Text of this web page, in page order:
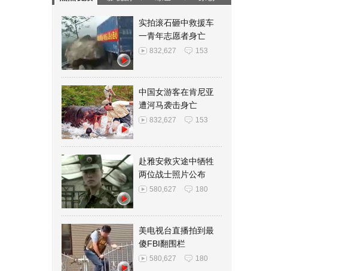
实拍滚石砸中救援车
一青年志愿者身亡
832,627 153
中国女游客在肯尼亚
遭河马袭击身亡
832,627 153
赴雅安救灾途中牺牲
两位战士照片公布
580,627 180
美电视台直播拍到最
傻FBI翻围栏
580,627 180